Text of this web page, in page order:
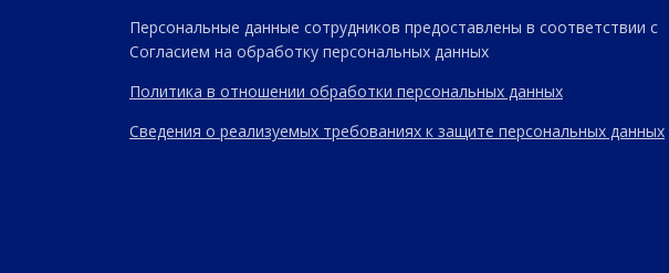
Персональные данные сотрудников предоставлены в соответствии с
Согласием на обработку персональных данных
Политика в отношении обработки персональных данных
Сведения о реализуемых требованиях к защите персональных данных